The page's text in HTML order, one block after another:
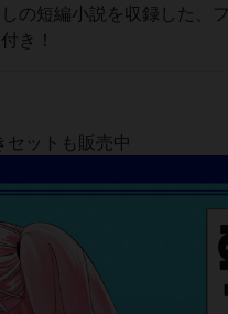
の短編小説を収録した、
き！
ットも販売中